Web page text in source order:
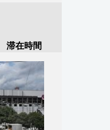
滞在時間